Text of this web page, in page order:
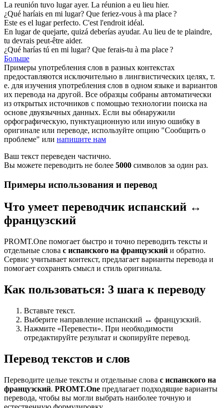
La reunión tuvo lugarayer. La réunion a eu lieu hier.
¿Qué haríais en mi lugar? Que feriez-vous à ma place?
Este es el lugarperfecto. C'est l'endroitidéal.
En lugarde quejarte, quizá deberías ayudar. Au lieu de te plaindre,
tu devrais peut-être aider.
¿Qué harías tú en mi lugar? Que ferais-tu à ma place?
Больше
Примеры употребления слов в разных контекстах
предоставляются исключительно в лингвистических целях, т.
е. для изучения употребления слов в одном языке и вариантов
их перевода на другой. Все образцы собраны автоматически
из открытых источников с помощью технологии поиска на
основе двуязычных данных. Если вы обнаружили
орфографическую, пунктуационную или иную ошибку в
оригинале или переводе, используйте опцию "Сообщить о
проблеме" или напишите нам
Ваш текст переведен частично.
Вы можете переводить не более 5000 символов за один раз.
Примеры использования и перевод
Что умеет переводчик испанский ↔
французский
PROMT.One помогает быстро и точно переводить тексты и
отдельные слова с испанского на французский и обратно.
Сервис учитывает контекст, предлагает варианты перевода и
помогает сохранять смысл и стиль оригинала.
Как пользоваться: 3 шага к переводу
Вставьте текст.
Выберите направление испанский ↔ французский.
Нажмите «Перевести». При необходимости
отредактируйте результат и скопируйте перевод.
Перевод текстов и слов
Переводите целые тексты и отдельные слова с испанского на
французский. PROMT.One предлагает подходящие варианты
перевода, чтобы вы могли выбрать наиболее точную и